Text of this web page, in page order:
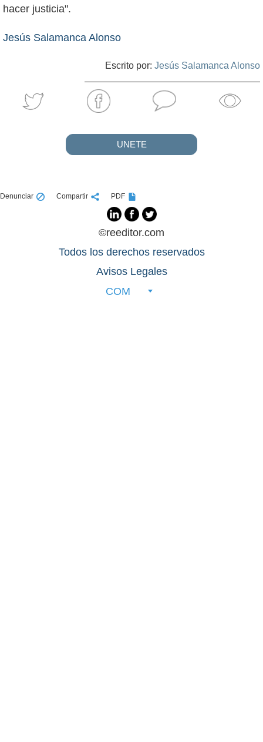
hacer justicia".
Jesús Salamanca Alonso
Escrito por: Jesús Salamanca Alonso
UNETE
Denunciar Compartir PDF
©reeditor.com
Todos los derechos reservados
Avisos Legales